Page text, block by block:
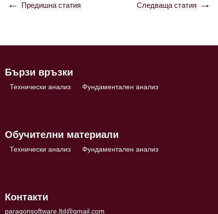
Навигация
Предишна статия Следваща статия
Бързи връзки
Технически анализ Фундаментален анализ
Обучителни материали
Технически анализ Фундаментален анализ
Контакти
paragonsoftware.ltd@gmail.com